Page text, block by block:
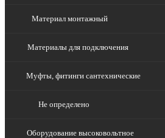
Материал монтажный
Материалы для подключения
Муфты, фитинги сантехнические
Не определено
Оборудование высоковольтное